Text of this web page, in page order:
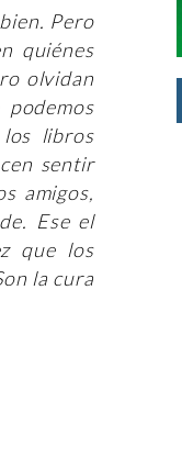
Pero
quiénes
olvidan
libros
sentir
amigos,
Ese el
que los
la cura